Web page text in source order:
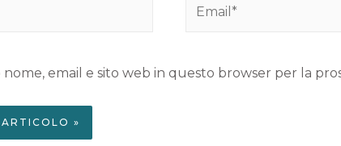
nome, email e sito web in questo browser per la